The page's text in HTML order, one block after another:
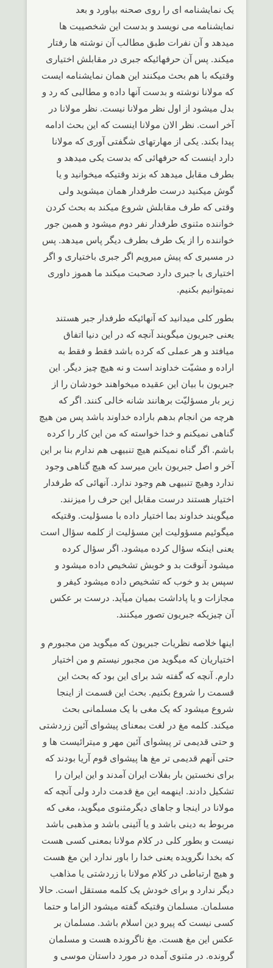
یک نمایشنامه ای را روی صحنه بیاورد و بعد
نمایشنامه می نویسد و بدست این شخصییت ها
میدهد و آن نفرات طبق مطالب آن نوشته ها رفتار
میکند. پس آن حرفهائیکه جبری در مقابلش اختیاری
وقتیکه با هم بحث میکنند این همان نمایشنامه ایست
که مولانا نوشته و بدست آنها داده و مطالبی که رد و
بدل میشود از اول نظر مولانا نیست. نظر مولانا در
آخر است. نظر الان مولانا اینست که این بحث ادامه
پیدا بکند. یکی از مهارتهای شگفتی آوری که مولانا
دارد اینست که حرفهائی که بدست یکی میدهد و
بطرف مقابل میدهد که بزند وقتیکه میخوانید و یا
گوش میکنید درست طرفدار همان میشوید ولی
وقتی که طرف مقابلش شروع میکند به بحث کردن
خواننده مثنوی طرفدار نفر دوم میشود و همین جور
خواننده را از یک طرف بطرف دیگر پاس میدهد. پس
در مسیری که پیش میرویم اگر جبری باختیاری و اگر
اختیاری با جبری دارد صحبت میکند ما هموز داوری
نمیتوانیم بکنیم.
بطور کلی میدانید که آنهائیکه طرفدار جبر هستند
یعنی جبریون میگویند آنچه که در این دنیا اتفاق
میافتد و هر عملی که کرده باشد فقط و فقط به
اراده و مشیّت خداوند است و نه هیچ چیز دیگر. این
جبریون با بیان این عقیده میخواهند خودشان را از
زیر بار مسؤلیّت برهانند شانه خالی کنند. اگر که
هرچه من انجام بدهم باراده خداوند باشد پس من هیچ
گناهی نمیکنم و خدا خواسته که من این کار را کرده
باشم. اگر گناه نمیکنم هیچ تنبیهی هم ندارم بنا بر این
آخر و اصل جبریون باین میرسد که هیچ گناهی وجود
ندارد وهیچ تنبیهی هم وجود ندارد. آنهائی که طرفدار
اختیار هستند درست مقابل این حرف را میزنند.
میگویند خداوند بما اختیار داده با مسؤلیت. وقتیکه
میگوئیم مسؤولیت این مسؤلیت از کلمه سؤال است
یعنی اینکه سؤال کرده میشود. اگر سؤال کرده
میشود آنوقت بد و خوبش تشخیص داده میشود و
سپس بد و خوب که تشخیص داده میشود کیفر و
مجازات و یا پاداشت بمیان میآید. درست بر عکس
آن چیزیکه جبریون تصور میکنند.
اینها خلاصه نظریات جبریون که میگوید من مجبورم و
اختیاریان که میگوید من مجبور نیستم و من اختیار
دارم. آنچه که گفته شد برای این بود که بحث این
قسمت را شروع بکنیم. بحث این قسمت از اینجا
شروع میشود که یک مغی با یک مسلمانی بحث
میکند. کلمه مغ در لغت بمعنای پیشوای آئین زردشتی
و حتی قدیمی تر پیشوای آئین مهر و میترائیست ها و
حتی آنهم قدیمی تر مغ ها پیشوای قوم آریا بودند که
برای نخستین بار بفلات ایران آمدند و این ایران را
تشکیل دادند. اینهمه این مغ قدمت دارد ولی آنچه که
مولانا در اینجا و جاهای دیگرمثنوی میگوید، مغی که
مربوط به دینی باشد و یا آئینی باشد و مذهبی باشد
نیست و بطور کلی در کلام مولانا بمعنی کسی هست
که بخدا نگرویده یعنی خدا را باور ندارد این مغ هست
و هیچ ارتباطی در کلام مولانا با زردشتی یا مذاهب
دیگر ندارد و برای خودش یک کلمه مستقل است. حالا
مسلمان. مسلمان وقتیکه گفته میشود الزاما و حتما
کسی نیست که پیرو دین اسلام باشد. مسلمان بر
عکس این مغ هست. مغ ناگرونده هست و مسلمان
گرونده. در مثنوی آمده در مورد داستان موسی و